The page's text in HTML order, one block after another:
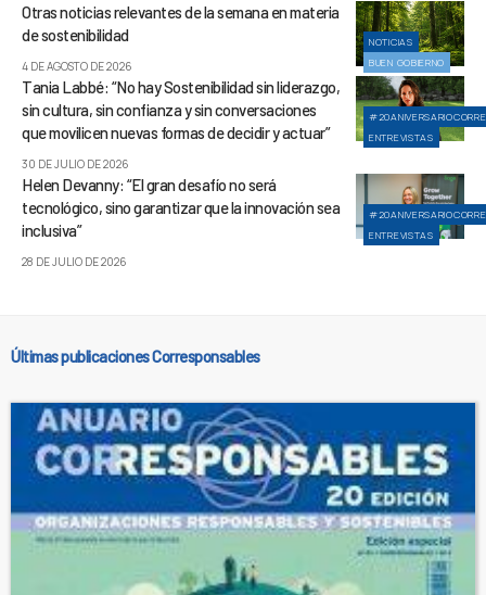
NOTICIAS
BUEN GOBIERNO
Otras noticias relevantes de la semana en materia
de sostenibilidad
4 DE AGOSTO DE 2026
ENTREVISTAS
Tania Labbé: “No hay Sostenibilidad sin liderazgo,
sin cultura, sin confianza y sin conversaciones
que movilicen nuevas formas de decidir y actuar”
30 DE JULIO DE 2026
ENTREVISTAS
Helen Devanny: “El gran desafío no será
tecnológico, sino garantizar que la innovación sea
inclusiva”
28 DE JULIO DE 2026
Últimas publicaciones Corresponsables